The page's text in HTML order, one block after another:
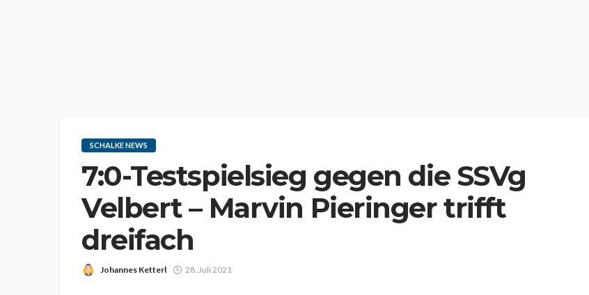
SCHALKE NEWS
7:0-Testspielsieg gegen die SSVg
Velbert – Marvin Pieringer trifft
dreifach
Johannes Ketterl 28. Juli 2021